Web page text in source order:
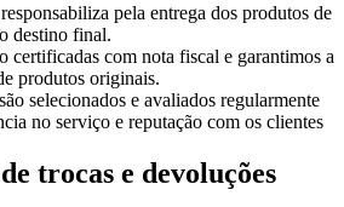
pela entrega dos produtos de
destino final.
certificadas com nota fiscal e garantimos a
produtos originais.
selecionados e avaliados regularmente
no serviço e reputação com os clientes
trocas e devoluções